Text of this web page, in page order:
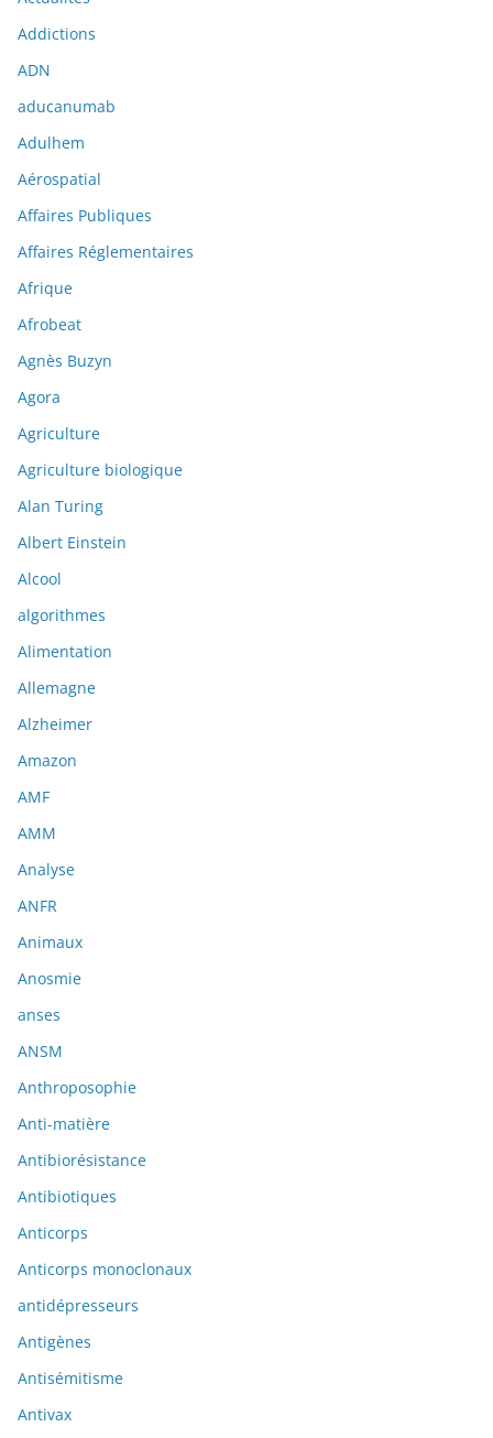
Addictions
ADN
aducanumab
Adulhem
Aérospatial
Affaires Publiques
Affaires Réglementaires
Afrique
Afrobeat
Agnès Buzyn
Agora
Agriculture
Agriculture biologique
Alan Turing
Albert Einstein
Alcool
algorithmes
Alimentation
Allemagne
Alzheimer
Amazon
AMF
AMM
Analyse
ANFR
Animaux
Anosmie
anses
ANSM
Anthroposophie
Anti-matière
Antibiorésistance
Antibiotiques
Anticorps
Anticorps monoclonaux
antidépresseurs
Antigènes
Antisémitisme
Antivax